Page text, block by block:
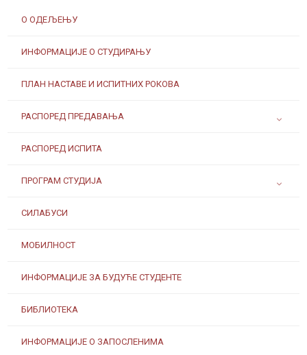
О ОДЕЉЕЊУ
ИНФОРМАЦИЈЕ О СТУДИРАЊУ
ПЛАН НАСТАВЕ И ИСПИТНИХ РОКОВА
РАСПОРЕД ПРЕДАВАЊА
РАСПОРЕД ИСПИТА
ПРОГРАМ СТУДИЈА
СИЛАБУСИ
МОБИЛНОСТ
ИНФОРМАЦИЈЕ ЗА БУДУЋЕ СТУДЕНТЕ
БИБЛИОТЕКА
ИНФОРМАЦИЈЕ О ЗАПОСЛЕНИМА